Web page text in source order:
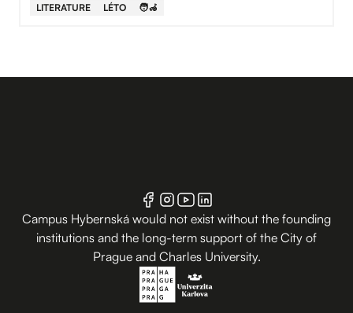
LITERATURE LÉTO 🧑‍🦽
Campus Hybernská would not exist without the founding
institutions and the long-term support of the City of
Prague and Charles University.